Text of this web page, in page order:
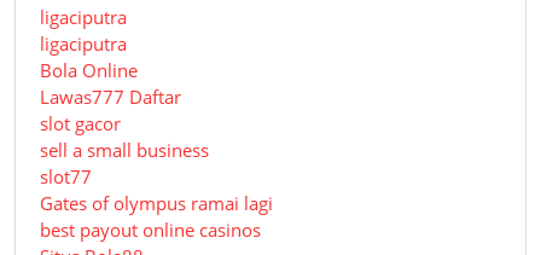
ligaciputra
ligaciputra
Bola Online
Lawas777 Daftar
slot gacor
sell a small business
slot77
Gates of olympus ramai lagi
best payout online casinos